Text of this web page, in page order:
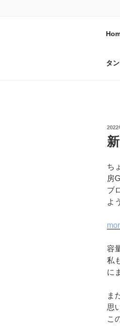
お
タ
投
稿
日:
2022
ち
房
ブ
よ
容
私
に
ま
思
こ